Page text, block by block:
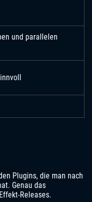
und parallelen
Plugins, die man nach
Genau das
Releases.